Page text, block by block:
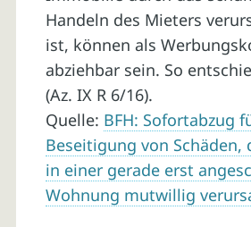
Handeln des Mieters
ist, können als
abziehbar sein. So
(Az. IX R 6/16).
Quelle: BFH: Sofortabzug
Beseitigung von Schäden,
in einer gerade erst
Wohnung mutwillig